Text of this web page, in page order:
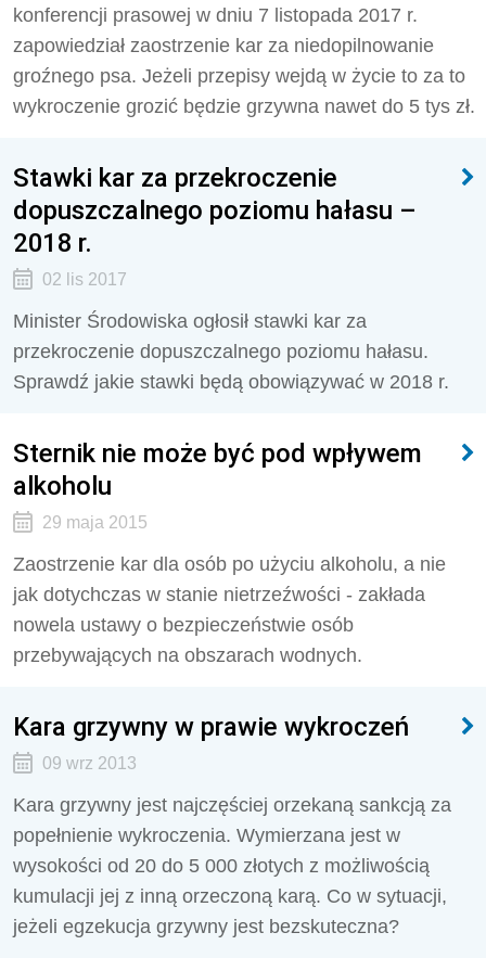
konferencji prasowej w dniu 7 listopada 2017 r.
zapowiedział zaostrzenie kar za niedopilnowanie
groźnego psa. Jeżeli przepisy wejdą w życie to za to
wykroczenie grozić będzie grzywna nawet do 5 tys zł.
Stawki kar za przekroczenie
dopuszczalnego poziomu hałasu –
2018 r.
02 lis 2017
Minister Środowiska ogłosił stawki kar za
przekroczenie dopuszczalnego poziomu hałasu.
Sprawdź jakie stawki będą obowiązywać w 2018 r.
Sternik nie może być pod wpływem
alkoholu
29 maja 2015
Zaostrzenie kar dla osób po użyciu alkoholu, a nie
jak dotychczas w stanie nietrzeźwości - zakłada
nowela ustawy o bezpieczeństwie osób
przebywających na obszarach wodnych.
Kara grzywny w prawie wykroczeń
09 wrz 2013
Kara grzywny jest najczęściej orzekaną sankcją za
popełnienie wykroczenia. Wymierzana jest w
wysokości od 20 do 5 000 złotych z możliwością
kumulacji jej z inną orzeczoną karą. Co w sytuacji,
jeżeli egzekucja grzywny jest bezskuteczna?